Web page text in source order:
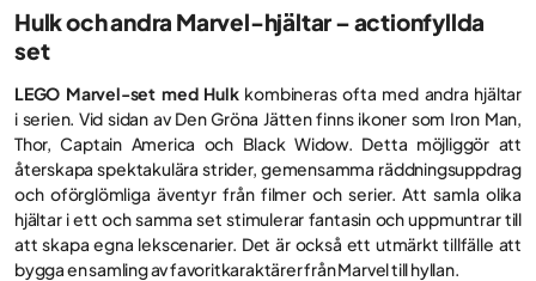
Hulk och andra Marvel-hjältar – actionfyllda
set
LEGO Marvel-set med Hulkkombineras ofta med andra hjältar
i serien. Vid sidan av Den Gröna Jätten finns ikoner som Iron Man,
Thor, Captain America och Black Widow. Detta möjliggör att
återskapa spektakulära strider, gemensamma räddningsuppdrag
och oförglömliga äventyr från filmer och serier. Att samla olika
hjältar i ett och samma set stimulerar fantasin och uppmuntrar till
att skapa egna lekscenarier. Det är också ett utmärkt tillfälle att
bygga en samling av favoritkaraktärer från Marvel till hyllan.